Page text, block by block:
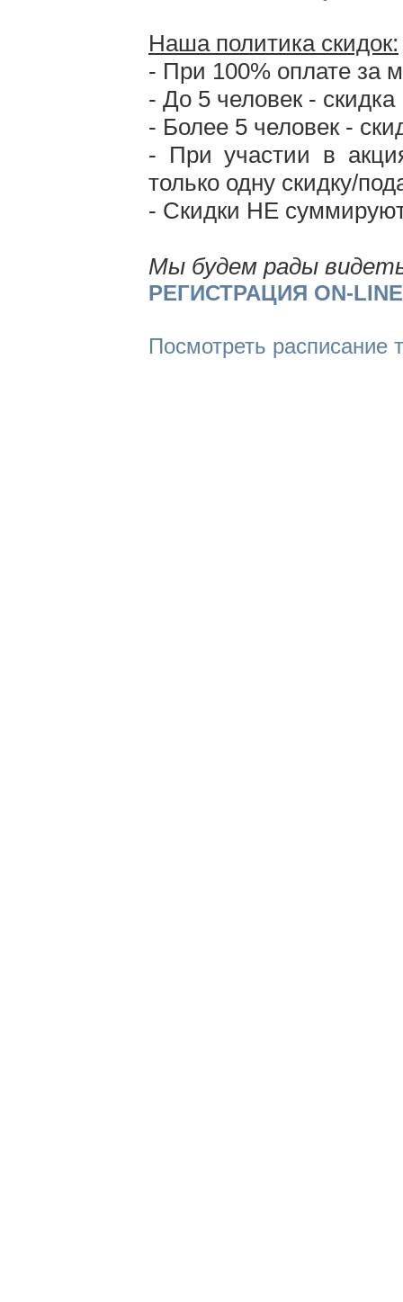
Наша политика скидок:
- При 100% оплате за
- До 5 человек -
- Более 5 человек -
- При участии в
только одну скидку/
- Скидки НЕ
Мы будем рады
РЕГИСТРАЦИЯ ON-
Посмотреть расписание